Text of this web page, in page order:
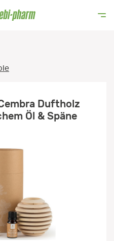
Duftholz
Öl & Späne